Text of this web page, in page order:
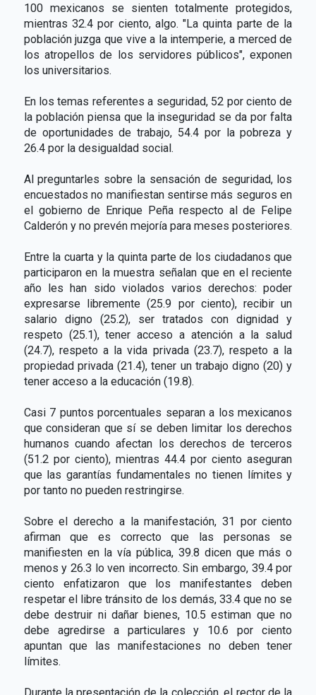
100 mexicanos se sienten totalmente protegidos,
mientras 32.4 por ciento, algo. "La quinta parte de la
población juzga que vive a la intemperie, a merced de
los atropellos de los servidores públicos", exponen
los universitarios.
En los temas referentes a seguridad, 52 por ciento de
la población piensa que la inseguridad se da por falta
de oportunidades de trabajo, 54.4 por la pobreza y
26.4 por la desigualdad social.
Al preguntarles sobre la sensación de seguridad, los
encuestados no manifiestan sentirse más seguros en
el gobierno de Enrique Peña respecto al de Felipe
Calderón y no prevén mejoría para meses posteriores.
Entre la cuarta y la quinta parte de los ciudadanos que
participaron en la muestra señalan que en el reciente
año les han sido violados varios derechos: poder
expresarse libremente (25.9 por ciento), recibir un
salario digno (25.2), ser tratados con dignidad y
respeto (25.1), tener acceso a atención a la salud
(24.7), respeto a la vida privada (23.7), respeto a la
propiedad privada (21.4), tener un trabajo digno (20) y
tener acceso a la educación (19.8).
Casi 7 puntos porcentuales separan a los mexicanos
que consideran que sí se deben limitar los derechos
humanos cuando afectan los derechos de terceros
(51.2 por ciento), mientras 44.4 por ciento aseguran
que las garantías fundamentales no tienen límites y
por tanto no pueden restringirse.
Sobre el derecho a la manifestación, 31 por ciento
afirman que es correcto que las personas se
manifiesten en la vía pública, 39.8 dicen que más o
menos y 26.3 lo ven incorrecto. Sin embargo, 39.4 por
ciento enfatizaron que los manifestantes deben
respetar el libre tránsito de los demás, 33.4 que no se
debe destruir ni dañar bienes, 10.5 estiman que no
debe agredirse a particulares y 10.6 por ciento
apuntan que las manifestaciones no deben tener
límites.
Durante la presentación de la colección, el rector de la